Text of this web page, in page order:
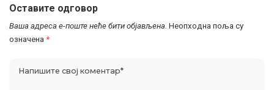
Оставите одговор
Ваша адреса е-поште неће бити објављена. Неопходна поља су
означена *